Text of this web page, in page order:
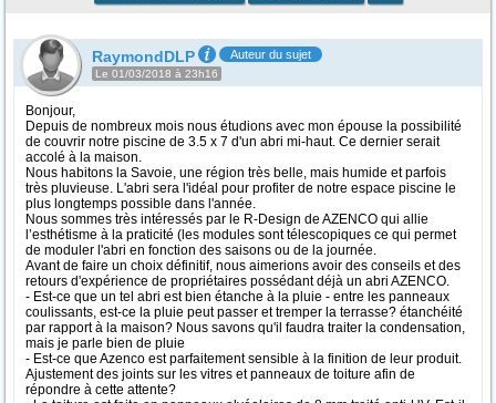
RaymondDLP Auteur du sujet
Le 01/03/2018 à 23h16
Bonjour,
Depuis de nombreux mois nous étudions avec mon épouse la possibilité
de couvrir notre piscine de 3.5 x 7 d'un abri mi-haut. Ce dernier serait
accolé à la maison.
Nous habitons la Savoie, une région très belle, mais humide et parfois
très pluvieuse. L'abri sera l'idéal pour profiter de notre espace piscine le
plus longtemps possible dans l'année.
Nous sommes très intéressés par le R-Design de AZENCO qui allie
l’esthétisme à la praticité (les modules sont télescopiques ce qui permet
de moduler l'abri en fonction des saisons ou de la journée.
Avant de faire un choix définitif, nous aimerions avoir des conseils et des
retours d'expérience de propriétaires possédant déjà un abri AZENCO.
- Est-ce que un tel abri est bien étanche à la pluie - entre les panneaux
coulissants, est-ce la pluie peut passer et tremper la terrasse? étanchéité
par rapport à la maison? Nous savons qu'il faudra traiter la condensation,
mais je parle bien de pluie
- Est-ce que Azenco est parfaitement sensible à la finition de leur produit.
Ajustement des joints sur les vitres et panneaux de toiture afin de
répondre à cette attente?